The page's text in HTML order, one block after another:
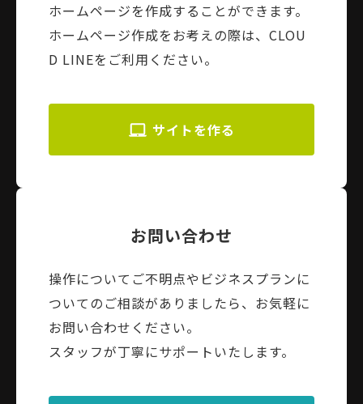
ホームページを作成することができます。
ホームページ作成をお考えの際は、CLOU
D LINEをご利用ください。
サイトを作る
お問い合わせ
操作についてご不明点やビジネスプランに
ついてのご相談がありましたら、お気軽に
お問い合わせください。
スタッフが丁寧にサポートいたします。